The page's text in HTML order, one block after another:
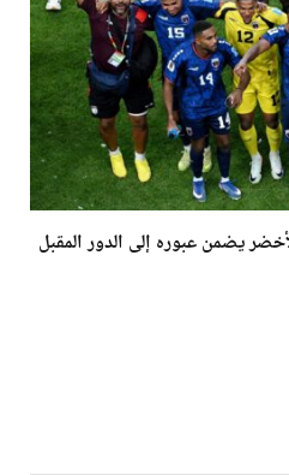
يضمن عبوره إلى الدور المقبل